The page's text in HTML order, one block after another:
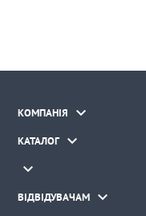
КОМПАНІЯ 
КАТАЛОГ 

ВІДВІДУВАЧАМ 